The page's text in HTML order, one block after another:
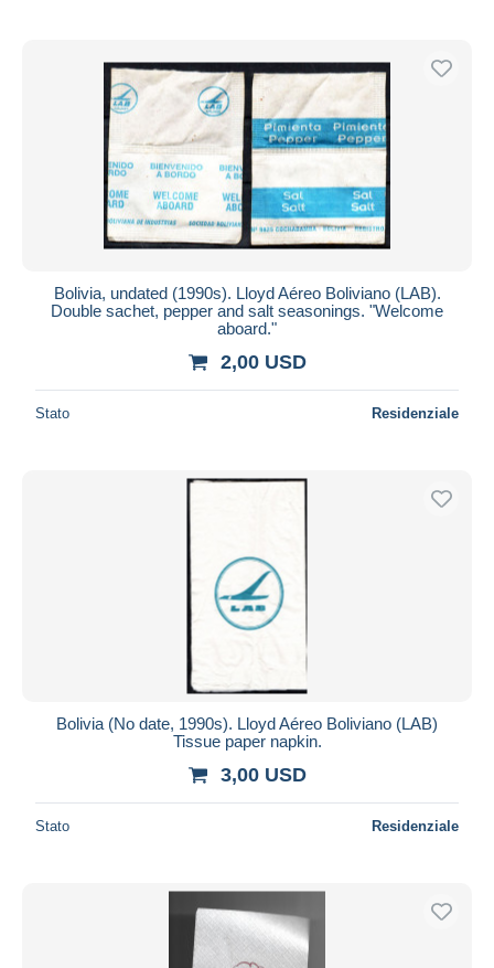
Bolivia, undated (1990s). Lloyd Aéreo Boliviano (LAB).
Double sachet, pepper and salt seasonings. "Welcome
aboard."
2,00 USD
Stato Residenziale
Bolivia (No date, 1990s). Lloyd Aéreo Boliviano (LAB)
Tissue paper napkin.
3,00 USD
Stato Residenziale